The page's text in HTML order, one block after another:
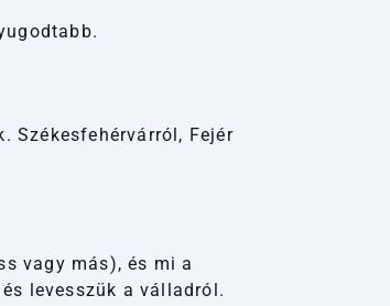
Székesfehérvárról, Fejér
vagy más), és mi a
levesszük a válladról.